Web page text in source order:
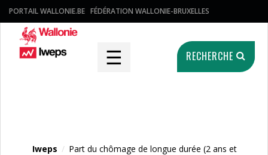
PORTAIL WALLONIE.BE FÉDÉRATION WALLONIE-BRUXELLES
☰ RECHERCHE
Iweps / Part du chômage de longue durée (2 ans et